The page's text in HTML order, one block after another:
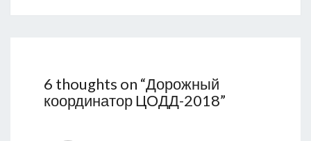
6 thoughts on “Дорожный
координатор ЦОДД-2018”